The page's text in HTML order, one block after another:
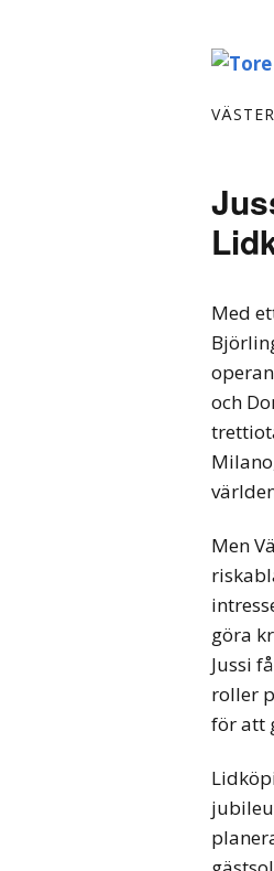
Med
och
Men
göra
Jussi
roller
för att